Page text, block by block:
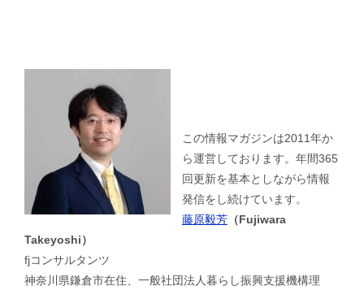
この情報マガジンは2011年か
ら運営しております。年間365
回更新を基本としながら情報
発信をし続けています。
藤原毅芳 （Fujiwara
Takeyoshi）
fjコンサルタンツ
神奈川県鎌倉市在住、一般社団法人暮らし振興支援機構理